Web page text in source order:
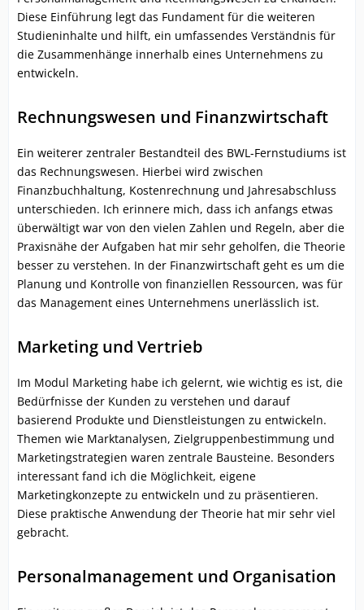
Diese Einführung legt das Fundament für die weiteren
Studieninhalte und hilft, ein umfassendes Verständnis für
die Zusammenhänge innerhalb eines Unternehmens zu
entwickeln.
Rechnungswesen und Finanzwirtschaft
Ein weiterer zentraler Bestandteil des BWL-Fernstudiums ist
das Rechnungswesen. Hierbei wird zwischen
Finanzbuchhaltung, Kostenrechnung und Jahresabschluss
unterschieden. Ich erinnere mich, dass ich anfangs etwas
überwältigt war von den vielen Zahlen und Regeln, aber die
Praxisnähe der Aufgaben hat mir sehr geholfen, die Theorie
besser zu verstehen. In der Finanzwirtschaft geht es um die
Planung und Kontrolle von finanziellen Ressourcen, was für
das Management eines Unternehmens unerlässlich ist.
Marketing und Vertrieb
Im Modul Marketing habe ich gelernt, wie wichtig es ist, die
Bedürfnisse der Kunden zu verstehen und darauf
basierend Produkte und Dienstleistungen zu entwickeln.
Themen wie Marktanalysen, Zielgruppenbestimmung und
Marketingstrategien waren zentrale Bausteine. Besonders
interessant fand ich die Möglichkeit, eigene
Marketingkonzepte zu entwickeln und zu präsentieren.
Diese praktische Anwendung der Theorie hat mir sehr viel
gebracht.
Personalmanagement und Organisation